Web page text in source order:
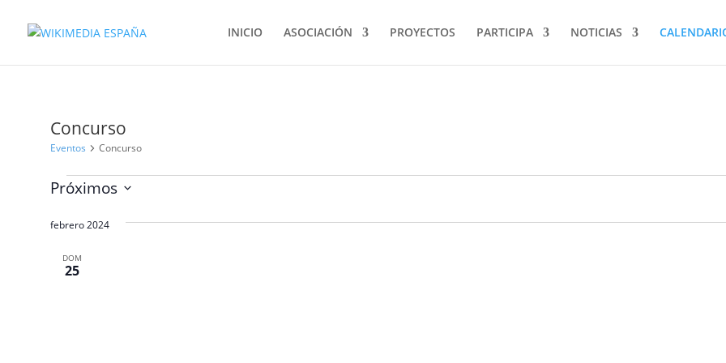
INICIO ASOCIACIÓN PROYECTOS PARTICIPA NOTICIAS
Concurso
Eventos Concurso
Eventos
Próximos
la
febrero 2024
DOM
25